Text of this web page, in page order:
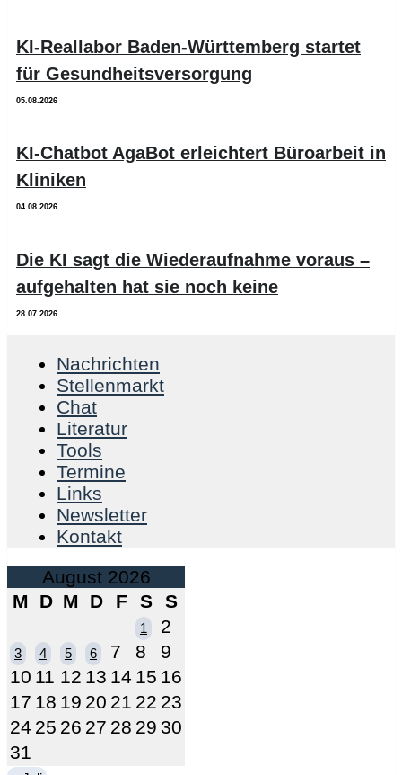
KI-Reallabor Baden-Württemberg startet
für Gesundheitsversorgung
05.08.2026
KI-Chatbot AgaBot erleichtert Büroarbeit in
Kliniken
04.08.2026
Die KI sagt die Wiederaufnahme voraus –
aufgehalten hat sie noch keine
28.07.2026
Nachrichten
Stellenmarkt
Chat
Literatur
Tools
Termine
Links
Newsletter
Kontakt
August 2026
M
D M D F S S
1 2
3 4 5 6 7 8
9
10 11 12 13 14 15 16
17 18 19 20 21 22 23
24 25 26 27 28 29 30
31